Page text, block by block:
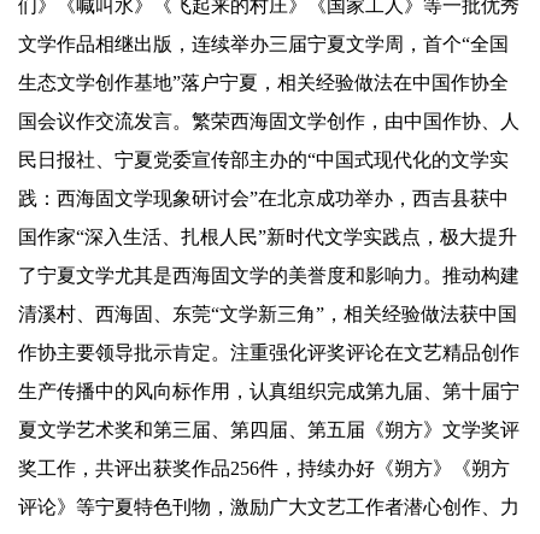
们》《喊叫水》《飞起来的村庄》《国家工人》等一批优秀
文学作品相继出版，连续举办三届宁夏文学周，首个“全国
生态文学创作基地”落户宁夏，相关经验做法在中国作协全
国会议作交流发言。繁荣西海固文学创作，由中国作协、人
民日报社、宁夏党委宣传部主办的“中国式现代化的文学实
践：西海固文学现象研讨会”在北京成功举办，西吉县获中
国作家“深入生活、扎根人民”新时代文学实践点，极大提升
了宁夏文学尤其是西海固文学的美誉度和影响力。推动构建
清溪村、西海固、东莞“文学新三角”，相关经验做法获中国
作协主要领导批示肯定。注重强化评奖评论在文艺精品创作
生产传播中的风向标作用，认真组织完成第九届、第十届宁
夏文学艺术奖和第三届、第四届、第五届《朔方》文学奖评
奖工作，共评出获奖作品256件，持续办好《朔方》《朔方
评论》等宁夏特色刊物，激励广大文艺工作者潜心创作、力